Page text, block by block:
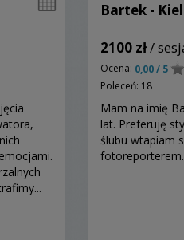
Bartek -
2100 zł/
Ocena: 0,00 / 5
Poleceń: 18
Mam na imię
lat. Preferuję
ślubu wtapiam